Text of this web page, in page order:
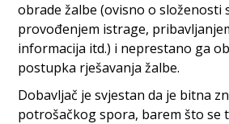
obrade žalbe (ovisno o složenosti
provođenjem istrage,
informacija itd.) i neprestano ga
postupka rješavanja žalbe.
Dobavljač je svjestan da je bitna
potrošačkog spora, barem što se